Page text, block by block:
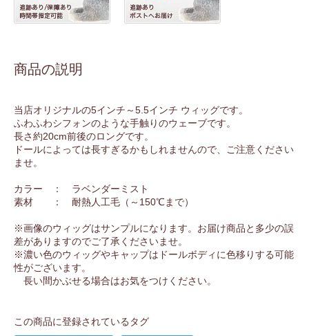
商品の説明
当店オリジナルの5インチ～5.5インチ ウィッグです。
ふわふわシフォンのような手触りのウェーブです。
長さ約20cm前後のロングです。
ドールによっては長すぎるかもしれませんので、ご注意ください
ませ。
カラー ： ラベンダーミスト
素材 ： 耐熱人工毛（～150℃まで）
※画像のウィッグはサンプルになります。お届け商品と多少の誤
差がありますのでご了承くださいませ。
※濃い色のウィッグやキャップはドールボディに色移りする可能
性がございます。
長い間かぶせる場合はお気をつけください。
この商品に登録されているタグ